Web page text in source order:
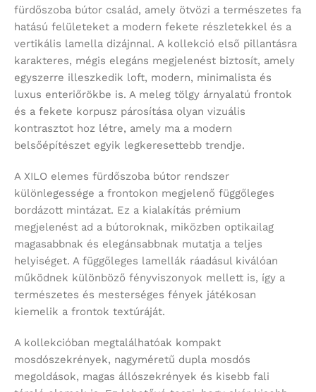
fürdőszoba bútor család, amely ötvözi a természetes fa
hatású felületeket a modern fekete részletekkel és a
vertikális lamella dizájnnal. A kollekció első pillantásra
karakteres, mégis elegáns megjelenést biztosít, amely
egyszerre illeszkedik loft, modern, minimalista és
luxus enteriőrökbe is. A meleg tölgy árnyalatú frontok
és a fekete korpusz párosítása olyan vizuális
kontrasztot hoz létre, amely ma a modern
belsőépítészet egyik legkeresettebb trendje.
A XILO elemes fürdőszoba bútor rendszer
különlegessége a frontokon megjelenő függőleges
bordázott mintázat. Ez a kialakítás prémium
megjelenést ad a bútoroknak, miközben optikailag
magasabbnak és elegánsabbnak mutatja a teljes
helyiséget. A függőleges lamellák ráadásul kiválóan
működnek különböző fényviszonyok mellett is, így a
természetes és mesterséges fények játékosan
kiemelik a frontok textúráját.
A kollekcióban megtalálhatóak kompakt
mosdószekrények, nagyméretű dupla mosdós
megoldások, magas állószekrények és kisebb fali